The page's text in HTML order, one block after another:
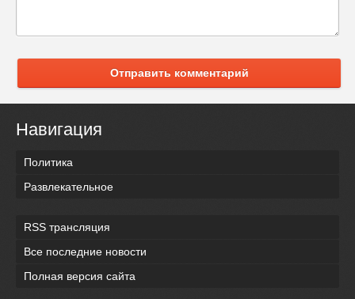
Отправить комментарий
Навигация
Политика
Развлекательное
RSS трансляция
Все последние новости
Полная версия сайта